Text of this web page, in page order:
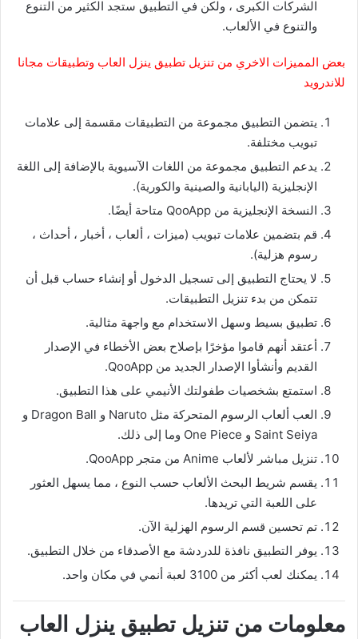
الشركات الكبرى ، ولكن في التطبيق ستجد الكثير من التنوع
والتنوع في الألعاب.
بعض المميزات الاخري من تنزيل تطبيق ينزل العاب وتطبيقات مجانا
للاندرويد
يتضمن التطبيق مجموعة من التطبيقات مقسمة إلى علامات
تبويب مختلفة.
يدعم التطبيق مجموعة من اللغات الآسيوية بالإضافة إلى اللغة
الإنجليزية (اليابانية والصينية والكورية).
النسخة الإنجليزية من QooApp متاحة أيضًا.
قم بتضمين علامات تبويب (ميزات ، ألعاب ، أخبار ، أحداث ،
رسوم هزلية).
لا يحتاج التطبيق إلى تسجيل الدخول أو إنشاء حساب قبل أن
تتمكن من بدء تنزيل التطبيقات.
تطبيق بسيط وسهل الاستخدام مع واجهة مثالية.
أعتقد أنهم قاموا مؤخرًا بإصلاح بعض الأخطاء في الإصدار
القديم وأنشأوا الإصدار الجديد من QooApp.
استمتع بشخصيات طفولتك الأنيمي على هذا التطبيق.
العب ألعاب الرسوم المتحركة مثل Naruto و Dragon Ball و
Saint Seiya و One Piece وما إلى ذلك.
تنزيل مباشر لألعاب Anime من متجر QooApp.
يقسم شريط البحث الألعاب حسب النوع ، مما يسهل العثور
على اللعبة التي تريدها.
تم تحسين قسم الرسوم الهزلية الآن.
يوفر التطبيق نافذة للدردشة مع الأصدقاء من خلال التطبيق.
يمكنك لعب أكثر من 3100 لعبة أنمي في مكان واحد.
معلومات من تنزيل تطبيق ينزل العاب